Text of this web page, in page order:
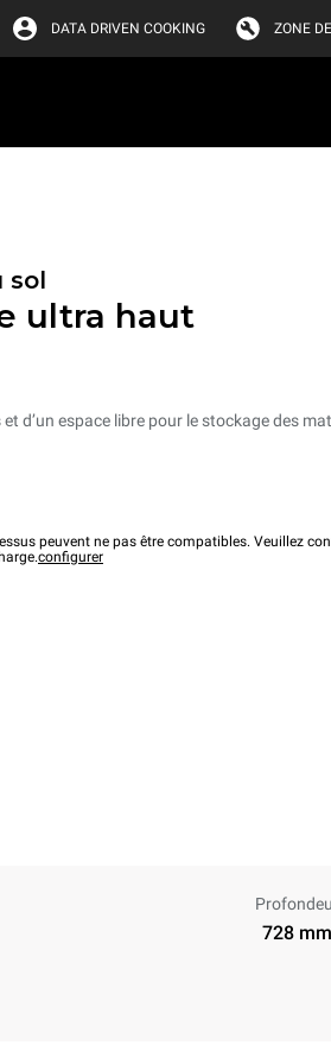
DATA DRIVEN COOKING ZONE
sol
ultra haut
d’un espace libre pour le stockage des
peuvent ne pas être compatibles. Veuillez
configurer
728 mm